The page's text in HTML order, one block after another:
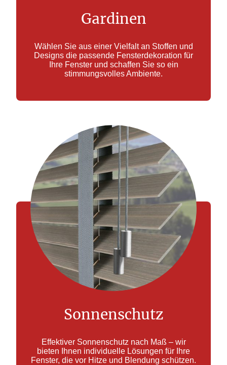
Gardinen
Wählen Sie aus einer Vielfalt an Stoffen und
Designs die passende Fensterdekoration für
Ihre Fenster und schaffen Sie so ein
stimmungsvolles Ambiente.
Sonnenschutz
Effektiver Sonnenschutz nach Maß – wir
bieten Ihnen individuelle Lösungen für Ihre
Fenster, die vor Hitze und Blendung schützen.